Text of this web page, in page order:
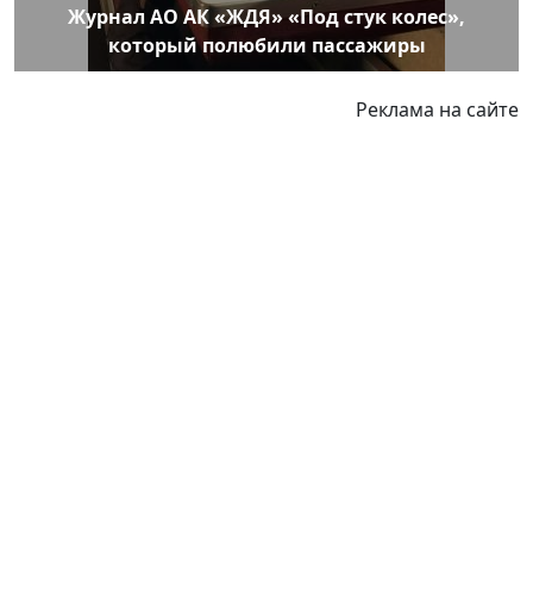
Журнал АО АК «ЖДЯ» «Под стук колес»,
который полюбили пассажиры
Реклама на сайте